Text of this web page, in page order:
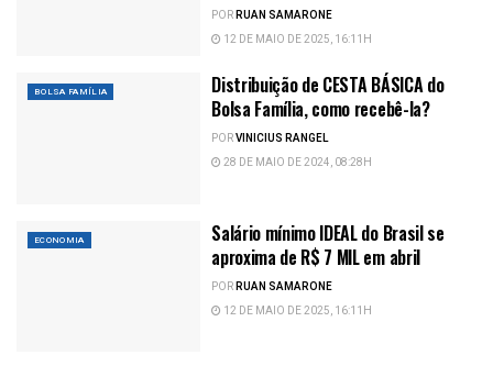
PORRUAN SAMARONE
12 DE MAIO DE 2025, 16:11H
BOLSA FAMÍLIA
Distribuição de CESTA BÁSICA do
Bolsa Família, como recebê-la?
PORVINICIUS RANGEL
28 DE MAIO DE 2024, 08:28H
ECONOMIA
Salário mínimo IDEAL do Brasil se
aproxima de R$ 7 MIL em abril
PORRUAN SAMARONE
12 DE MAIO DE 2025, 16:11H